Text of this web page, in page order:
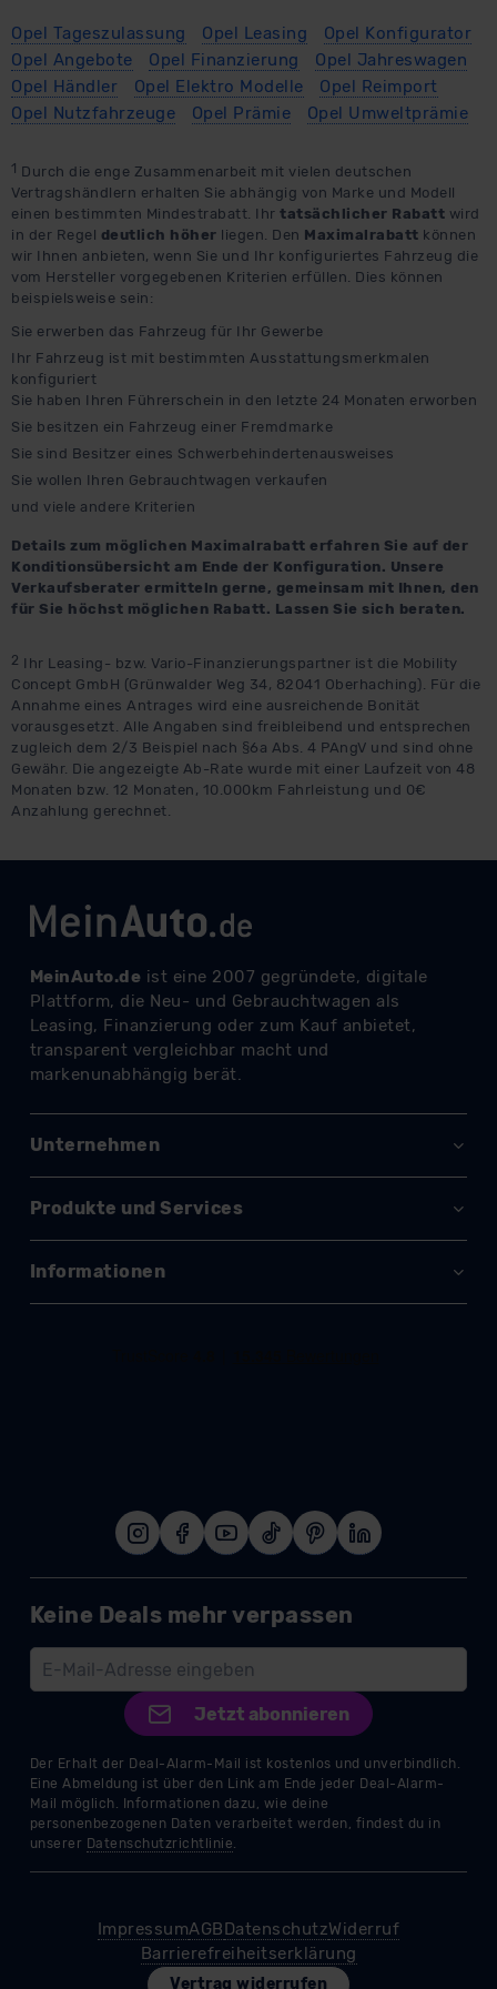
lassen. Soweit eine Übermittlung in ein Land außerhalb
der EU erfolgt, erfolgt dies ausschließlich auf der
Grundlage eines Angemessenheitsbeschlusses der EU-
Kommission (Art. 45 Abs. 1 DSGVO), von
DSGVO) oder wenn Sie hierzu Ihre Einwilligung freiwillig
erteilen. Nähere Informationen zu den bestehenden
Datenschutzklauseln können Sie über den Kontakt zu
unserem Datenschutzbeauftragten unter
datenschutz@meinauto.de anfordern.
Datenschutzerklärung |Impressum
Opel Tageszulassung Opel Leasing
Opel Konfigurator
Opel Angebote
Opel Finanzierung
Opel Jahreswagen
Opel Händler
Opel Elektro Modelle
Opel Reimport
Opel Nutzfahrzeuge
Opel Prämie Opel Umweltprämie
1 Durch die enge Zusammenarbeit mit vielen deutschen
Vertragshändlern erhalten Sie abhängig von Marke und Modell
einen bestimmten Mindestrabatt. Ihr tatsächlicher Rabatt wird
in der Regel deutlich höher liegen. Den Maximalrabatt können
wir Ihnen anbieten, wenn Sie und Ihr konfiguriertes Fahrzeug die
vom Hersteller vorgegebenen Kriterien erfüllen. Dies können
beispielsweise sein:
Sie erwerben das Fahrzeug für Ihr Gewerbe
Ihr Fahrzeug ist mit bestimmten Ausstattungsmerkmalen
konfiguriert
Sie haben Ihren Führerschein in den letzte 24 Monaten erworben
Sie besitzen ein Fahrzeug einer Fremdmarke
Sie sind Besitzer eines Schwerbehindertenausweises
Sie wollen Ihren Gebrauchtwagen verkaufen
und viele andere Kriterien
Details zum möglichen Maximalrabatt erfahren Sie auf der
Konditionsübersicht am Ende der Konfiguration. Unsere
Verkaufsberater ermitteln gerne, gemeinsam mit Ihnen, den
für Sie höchst möglichen Rabatt. Lassen Sie sich beraten.
2 Ihr Leasing- bzw. Vario-Finanzierungspartner ist die Mobility
Concept GmbH (Grünwalder Weg 34, 82041 Oberhaching). Für die
Annahme eines Antrages wird eine ausreichende Bonität
vorausgesetzt. Alle Angaben sind freibleibend und entsprechen
zugleich dem 2/3 Beispiel nach §6a Abs. 4 PAngV und sind ohne
Gewähr. Die angezeigte Ab-Rate wurde mit einer Laufzeit von 48
Monaten bzw. 12 Monaten, 10.000km Fahrleistung und 0€
Anzahlung gerechnet.